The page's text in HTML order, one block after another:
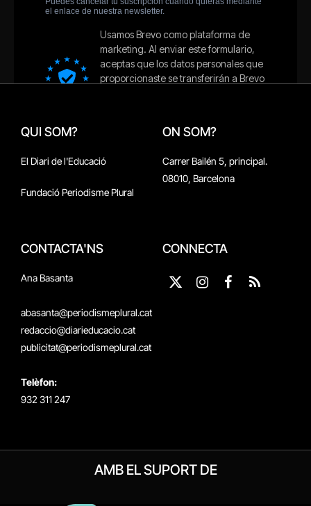
QUI SOM?
El Diari de l'Educació
Fundació Periodisme Plural
ON SOM?
Carrer Bailén 5, principal.
08010, Barcelona
CONTACTA'NS
Ana Basanta
abasanta@periodismeplural.cat
redaccio@diarieducacio.cat
publicitat@periodismeplural.cat
Telèfon:
932 311 247
CONNECTA
X
InstagramFacebook
RSS
AMB EL SUPORT DE